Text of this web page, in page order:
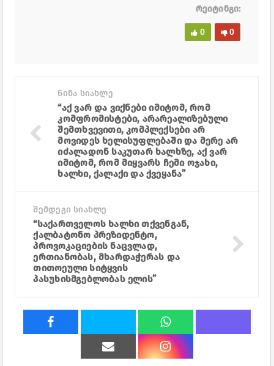
რეიტინგი:
0 0
წინა სიახლე
“აქ ვარ და ვიქნები იმიტომ, რომ
კომფრომისტები, არარეალიზებული
შემთხვევითი, კომპლექსები არ
მოვიდეს ხელისუფლებაში და მერე არ
იძალადონ საკუთარ ხალხზე, აქ ვარ
იმიტომ, რომ მიყვარს ჩემი ოჯახი,
ხალხი, ქალაქი და ქვეყანა”
შემდეგი სიახლე
“საქართველოს ხალხი თქვენგან,
ქალბატონო პრეზიდენტო,
პროვოკაციების ნაცვლად,
ერთიანობას, მხარდაჭერას და
თითოეული სიტყვის
პასუხისმგებლობას ელის”